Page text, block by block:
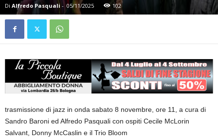
Di Alfredo Pasquali - 05/11/2025 102
trasmissione di jazz in onda sabato 8 novembre, ore 11, a cura di
Sandro Baroni ed Alfredo Pasquali con ospiti Cecile McLorin
Salvant, Donny McCaslin e il Trio Bloom